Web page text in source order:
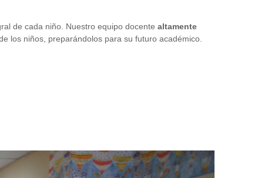
de cada niño. Nuestro equipo docentealtamente
los niños, preparándolos para su futuro académico.